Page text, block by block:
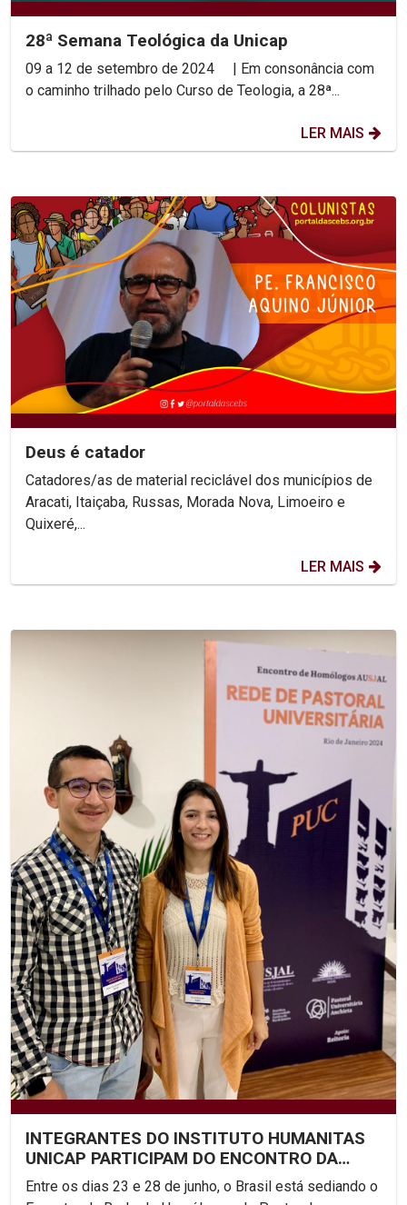
28ª Semana Teológica da Unicap
09 a 12 de setembro de 2024 | Em consonância com
o caminho trilhado pelo Curso de Teologia, a 28ª...
LER MAIS
Deus é catador
Catadores/as de material reciclável dos municípios de
Aracati, Itaiçaba, Russas, Morada Nova, Limoeiro e
Quixeré,...
LER MAIS
INTEGRANTES DO INSTITUTO HUMANITAS
UNICAP PARTICIPAM DO ENCONTRO DA
REDE DE PASTORAL...
Entre os dias 23 e 28 de junho, o Brasil está sediando o